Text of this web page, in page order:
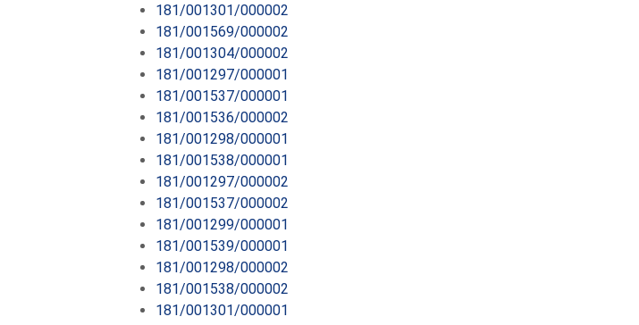
181/001301/000002
181/001569/000002
181/001304/000002
181/001297/000001
181/001537/000001
181/001536/000002
181/001298/000001
181/001538/000001
181/001297/000002
181/001537/000002
181/001299/000001
181/001539/000001
181/001298/000002
181/001538/000002
181/001301/000001